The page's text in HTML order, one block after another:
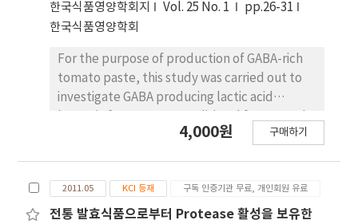
한국식품영양학회지 Vol. 25 No. 1
pp.26-31
한국식품영양학회
For the purpose of production of GABA-rich
tomato paste, this study was carried out to
investigate GABA producing lactic acid
bacteria isolated at the pre-experiments was
the best producer of GABA at the tomato
4,000원 구매하기
2011.05 KCI 등재 구독 인증기관 무료, 개인회원 유료
전통 발효식품으로부터 Protease 활성을 보유한